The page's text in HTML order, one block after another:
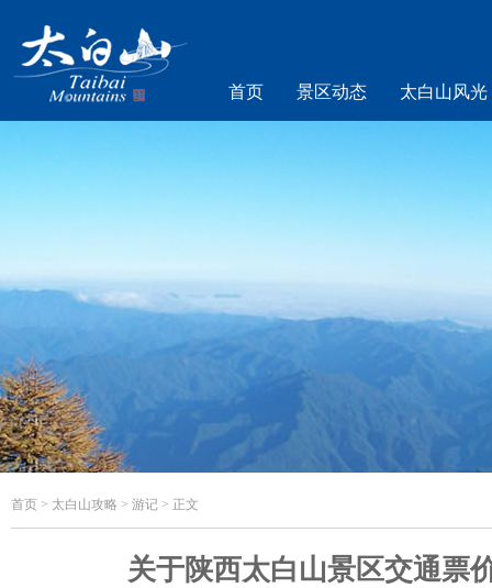
首页 景区动态 太白山风光
首页 > 太白山攻略 > 游记 > 正文
关于陕西太白山景区交通票